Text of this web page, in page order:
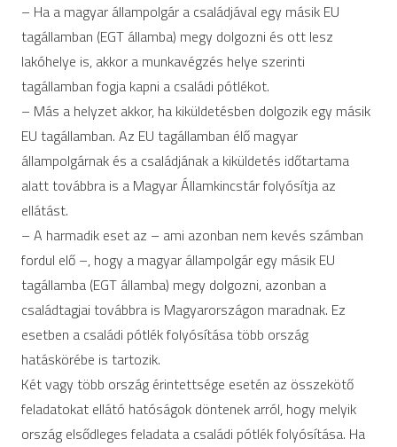
– Ha a magyar állampolgár a családjával egy másik EU
tagállamban (EGT államba) megy dolgozni és ott lesz
lakóhelye is, akkor a munkavégzés helye szerinti
tagállamban fogja kapni a családi pótlékot.
– Más a helyzet akkor, ha kiküldetésben dolgozik egy másik
EU tagállamban. Az EU tagállamban élő magyar
állampolgárnak és a családjának a kiküldetés időtartama
alatt továbbra is a Magyar Államkincstár folyósítja az
ellátást.
– A harmadik eset az – ami azonban nem kevés számban
fordul elő –, hogy a magyar állampolgár egy másik EU
tagállamba (EGT államba) megy dolgozni, azonban a
családtagjai továbbra is Magyarországon maradnak. Ez
esetben a családi pótlék folyósítása több ország
hatáskörébe is tartozik.
Két vagy több ország érintettsége esetén az összekötő
feladatokat ellátó hatóságok döntenek arról, hogy melyik
ország elsődleges feladata a családi pótlék folyósítása. Ha